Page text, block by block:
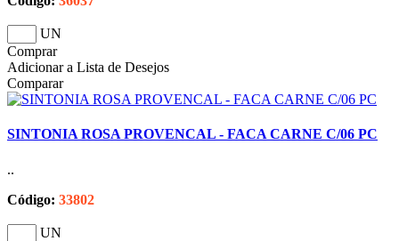
UN
Comprar
Adicionar a Lista de Desejos
Comparar
SINTONIA ROSA PROVENCAL - FACA CARNE C/06 PC
..
Código: 33802
UN